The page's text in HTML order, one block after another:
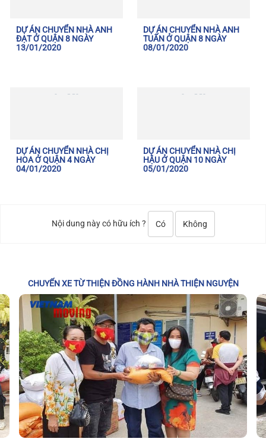
DỰ ÁN CHUYỂN NHÀ ANH
ĐẠT Ở QUẬN 8 NGÀY
13/01/2020
DỰ ÁN CHUYỂN NHÀ ANH
TUẤN Ở QUẬN 8 NGÀY
08/01/2020
DỰ ÁN CHUYỂN NHÀ CHỊ
HOA Ở QUẬN 4 NGÀY
04/01/2020
DỰ ÁN CHUYỂN NHÀ CHỊ
HẬU Ở QUẬN 10 NGÀY
05/01/2020
Nội dung này có hữu ích ? Có Không
CHUYẾN XE TỪ THIỆN ĐỒNG HÀNH NHÀ THIỆN NGUYỆN